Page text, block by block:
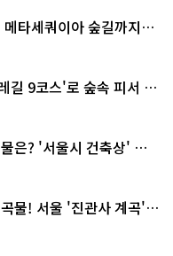
메타세쿼이아 숲길까지…
길 9코스'로 숲속 피서 떠
은? '서울시 건축상' 수
물! 서울 '진관사 계곡'이